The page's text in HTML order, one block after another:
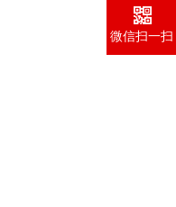
微信扫一扫